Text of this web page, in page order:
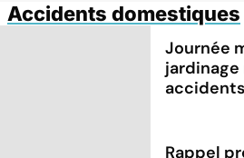
Accidents domestiques
Journée
jardinage
Rappel